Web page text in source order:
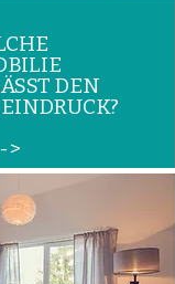
DEN
>